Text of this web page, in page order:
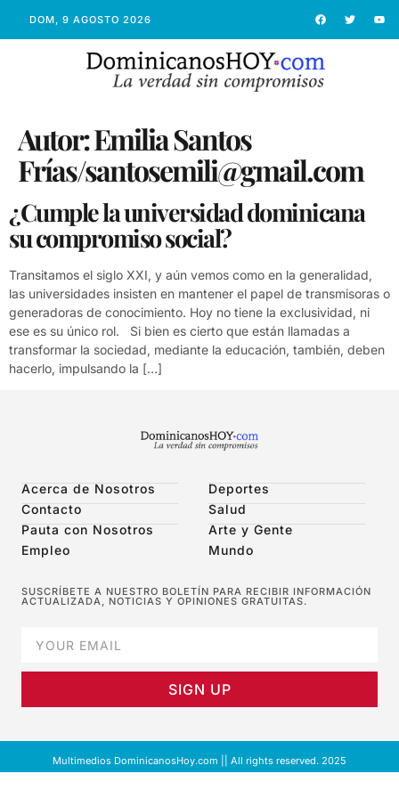
DOM, 9 AGOSTO 2026
Autor:Emilia Santos
Frías/santosemili@gmail.com
¿Cumple la universidad dominicana
su compromiso social?
Transitamos el siglo XXI, y aún vemos como en la generalidad,
las universidades insisten en mantener el papel de transmisoras o
generadoras de conocimiento. Hoy no tiene la exclusividad, ni
ese es su único rol. Si bien es cierto que están llamadas a
transformar la sociedad, mediante la educación, también, deben
hacerlo, impulsando la […]
Acerca de Nosotros
Contacto
Pauta con Nosotros
Empleo
Deportes
Salud
Arte y Gente
Mundo
SUSCRÍBETE A NUESTRO BOLETÍN PARA RECIBIR INFORMACIÓN
ACTUALIZADA, NOTICIAS Y OPINIONES GRATUITAS.
SIGN UP
Multimedios DominicanosHoy.com || All rights reserved. 2025